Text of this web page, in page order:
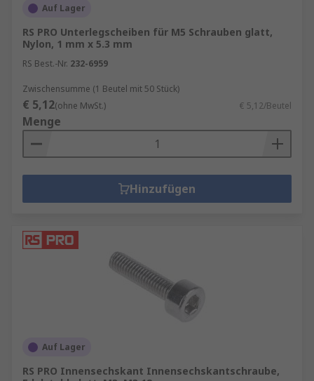
Auf Lager
RS PRO Unterlegscheiben für M5 Schrauben glatt,
Nylon, 1 mm x 5.3 mm
RS Best.-Nr. 232-6959
Zwischensumme (1 Beutel mit 50 Stück)
€ 5,12(ohne MwSt.) € 5,12/Beutel
Menge
Hinzufügen
Auf Lager
RS PRO Innensechskant Innensechskantschraube,